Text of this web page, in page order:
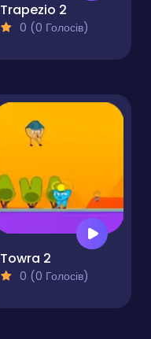
Trapezio 2
0 (0 Голосів)
Towra 2
0 (0 Голосів)